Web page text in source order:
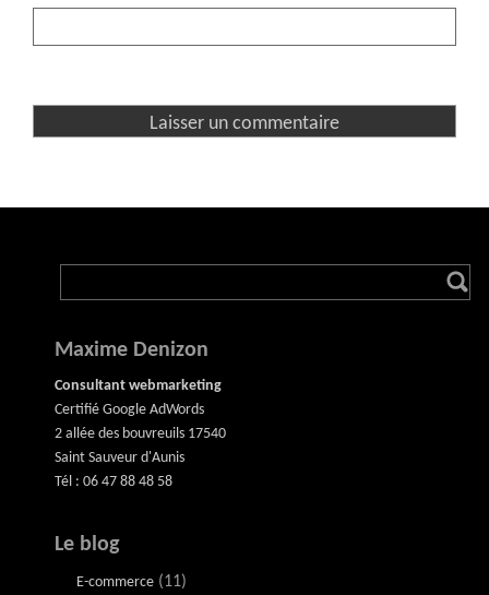
Maxime Denizon
Consultant webmarketing
Certifié Google AdWords
2 allée des bouvreuils 17540
Saint Sauveur d'Aunis
Tél : 06 47 88 48 58
Le blog
E-commerce (11)